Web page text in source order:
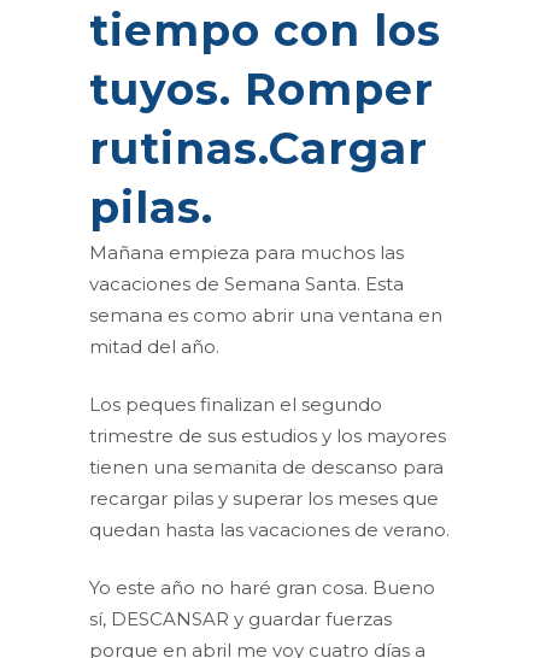
tiempo con los
tuyos. Romper
rutinas.Cargar
pilas.
Mañana empieza para muchos las
vacaciones de Semana Santa. Esta
semana es como abrir una ventana en
mitad del año.
Los peques finalizan el segundo
trimestre de sus estudios y los mayores
tienen una semanita de descanso para
recargar pilas y superar los meses que
quedan hasta las vacaciones de verano.
Yo este año no haré gran cosa. Bueno
sí, DESCANSAR y guardar fuerzas
porque en abril me voy cuatro días a